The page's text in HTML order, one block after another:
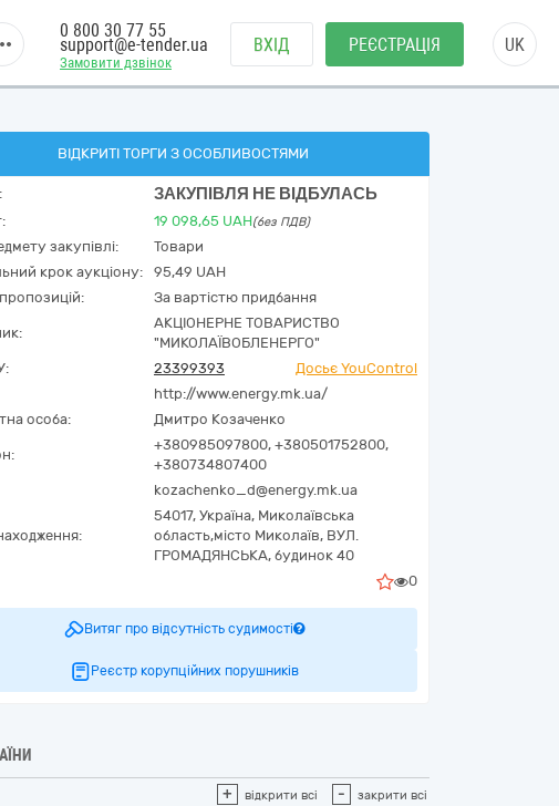
Замовити дзвінок
0 800 30 77 55
support@e-tender.ua ВХІД РЕЄСТРАЦІЯ UK
ВІДКРИТІ ТОРГИ З ОСОБЛИВОСТЯМИ
ЗАКУПІВЛЯ НЕ ВІДБУЛАСЬ
19 098,65 UAH(без ПДВ)
закупівлі:
Товари
крок аукціону:
95,49 UAH
За вартістю придбання
АКЦІОНЕРНЕ ТОВАРИСТВО
"МИКОЛАЇВОБЛЕНЕРГО"
23399393
Досьє YouControl
http://www.energy.mk.ua/
особа:
Дмитро Козаченко
+380985097800, +380501752800,
+380734807400
kozachenko_d@energy.mk.ua
54017, Україна, Миколаївська
область,місто Миколаїв, ВУЛ.
ГРОМАДЯНСЬКА, будинок 40
0
Витяг про відсутність судимості
Реєстр корупційних порушників
+ відкрити всі - закрити всі